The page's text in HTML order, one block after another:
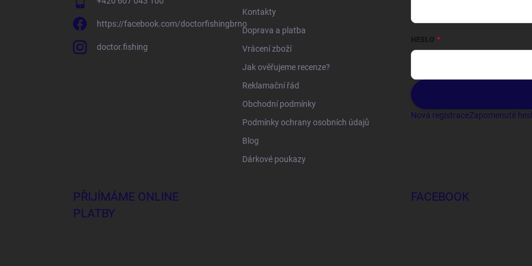
https://facebook.com/doctorfishingbrno
doctor.fishing
Kontakty
Doprava a platba
Vrácení zboží
Jak ověřujeme recenze?
Reklamační řád
Obchodní podmínky
Podmínky ochrany osobních údajů
Blog
Dárkové poukazy
HESLO
Nová registraceZapomenuté
PŘIJÍMÁME ONLINE
PLATBY
FACEBOOK